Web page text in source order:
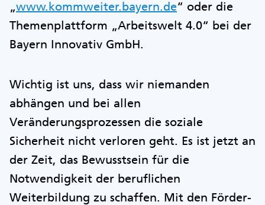
„www.kommweiter.bayern.de“ oder die
Themenplattform „Arbeitswelt 4.0“ bei der
Bayern Innovativ GmbH.
Wichtig ist uns, dass wir niemanden
abhängen und bei allen
Veränderungsprozessen die soziale
Sicherheit nicht verloren geht. Es ist jetzt an
der Zeit, das Bewusstsein für die
Notwendigkeit der beruflichen
Weiterbildung zu schaffen. Mit den Förder-